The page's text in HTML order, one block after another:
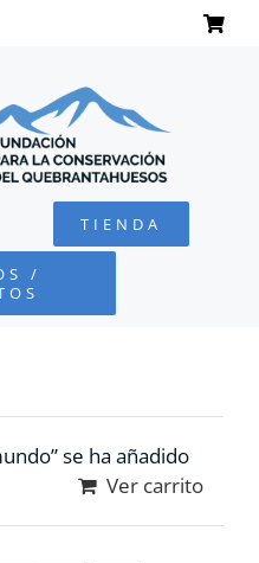
TIENDA
/
se ha añadido
Ver carrito